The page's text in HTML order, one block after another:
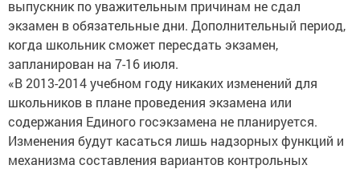
выпускник по уважительным причинам не сдал
экзамен в обязательные дни. Дополнительный период,
когда школьник сможет пересдать экзамен,
запланирован на 7-16 июля.
«В 2013-2014 учебном году никаких изменений для
школьников в плане проведения экзамена или
содержания Единого госэкзамена не планируется.
Изменения будут касаться лишь надзорных функций и
механизма составления вариантов контрольных